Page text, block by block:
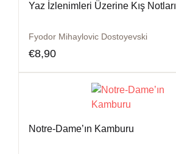
Yaz İzlenimleri Üzerine Kış Notları
Fyodor Mihaylovic Dostoyevski
€8,90
Notre-Dame’ın Kamburu